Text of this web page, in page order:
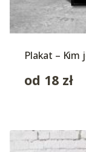
Plakat – Kim
od 18 zł